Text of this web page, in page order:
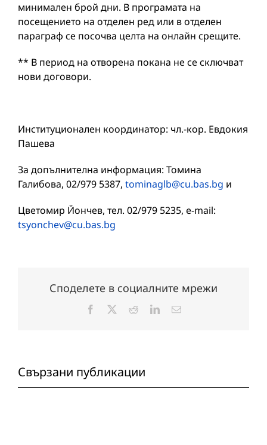
минимален брой дни. В програмата на
посещението на отделен ред или в отделен
параграф се посочва целта на онлайн срещите.
** В период на отворена покана не се сключват
нови договори.
Институционален координатор: чл.-кор. Евдокия
Пашева
За допълнителна информация: Томина
Галибова, 02/979 5387, tominaglb@cu.bas.bg и
Цветомир Йончев, тел. 02/979 5235, e-mail:
tsyonchev@cu.bas.bg
Споделете в социалните мрежи
Facebook RedditLinkedInЕлектронна
Свързани публикации